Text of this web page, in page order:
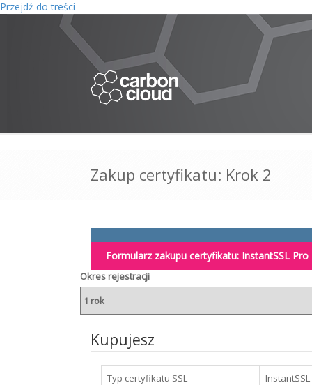
Przejdź do treści
Zakup certyfikatu: Krok 2
Formularz zakupu certyfikatu: InstantSSL Pro
Okres rejestracji
Kupujesz
Typ certyfikatu SSL